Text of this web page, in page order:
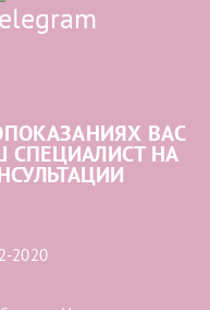
ВАС
СПЕЦИАЛИСТ НА
2020